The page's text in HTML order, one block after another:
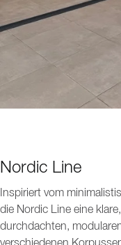
Nordic Line
Inspiriert vom
die Nordic Line eine
durchdachten,